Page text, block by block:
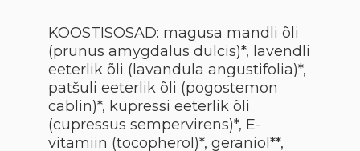
KOOSTISOSAD: magusa mandli õli
(prunus amygdalus dulcis)*, lavendli
eeterlik õli (lavandula angustifolia)*,
patšuli eeterlik õli (pogostemon
cablin)*, küpressi eeterlik õli
(cupressus sempervirens)*, E-
vitamiin (tocopherol)*, geraniol**,